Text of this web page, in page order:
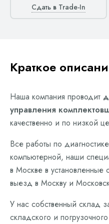
Сдать в Trade-In
Краткое
Наша компания проводит
управления
качественно и по низкой
Все работы по
компьютерной, наши
в Москве в
выезд в Москву и
У нас собственный склад
складского и